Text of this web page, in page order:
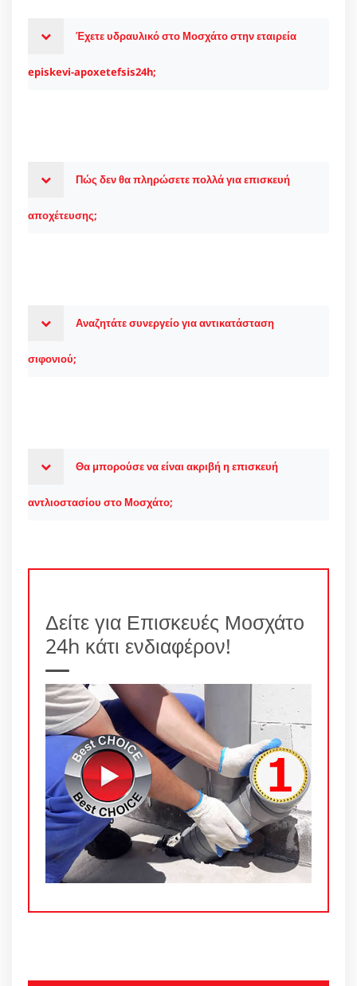
Έχετε υδραυλικό στο Μοσχάτο στην εταιρεία
episkevi-apoxetefsis24h;
Πώς δεν θα πληρώσετε πολλά για επισκευή
αποχέτευσης;
Αναζητάτε συνεργείο για αντικατάσταση
σιφονιού;
Θα μπορούσε να είναι ακριβή η επισκευή
αντλιοστασίου στο Μοσχάτο;
Δείτε για Επισκευές Μοσχάτο
24h κάτι ενδιαφέρον!